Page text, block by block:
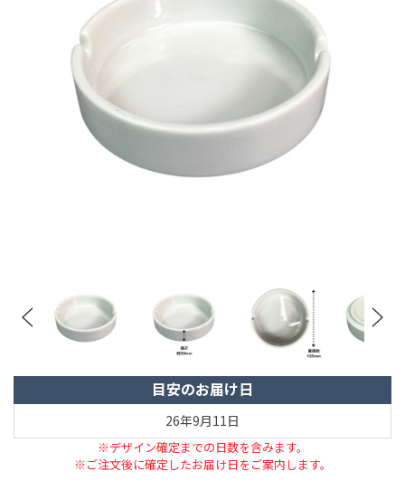
目安のお届け日
26年9月11日
※デザイン確定までの日数を含みます。
※ご注文後に確定したお届け日をご案内します。